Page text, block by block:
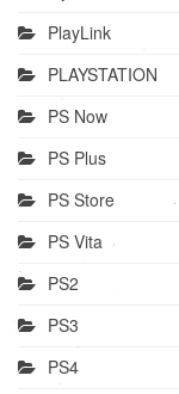
PlayLink
PLAYSTATION
PS Now
PS Plus
PS Store
PS Vita
PS2
PS3
PS4